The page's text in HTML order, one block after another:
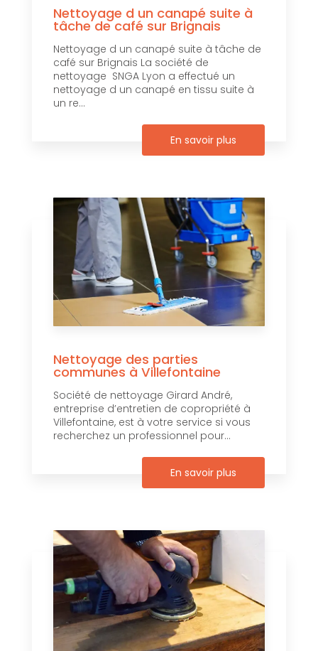
Nettoyage d un canapé suite à
tâche de café sur Brignais
Nettoyage d un canapé suite à tâche de
café sur Brignais La société de
nettoyage SNGA Lyon a effectué un
nettoyage d un canapé en tissu suite à
un re...
En savoir plus
Nettoyage des parties
communes à Villefontaine
Société de nettoyage Girard André,
entreprise d’entretien de copropriété à
Villefontaine, est à votre service si vous
recherchez un professionnel pour...
En savoir plus